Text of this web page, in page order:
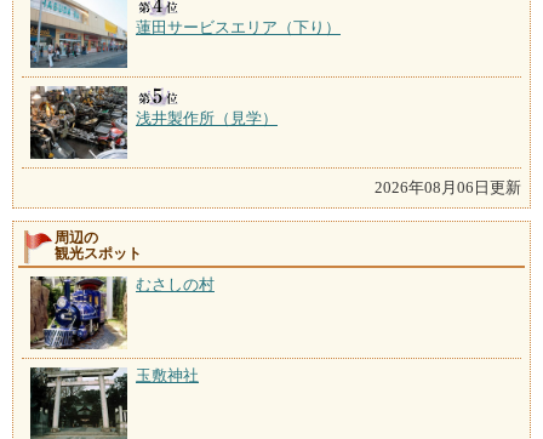
蓮田サービスエリア（下り）
浅井製作所（見学）
2026年08月06日更新
周辺の
観光スポット
むさしの村
玉敷神社